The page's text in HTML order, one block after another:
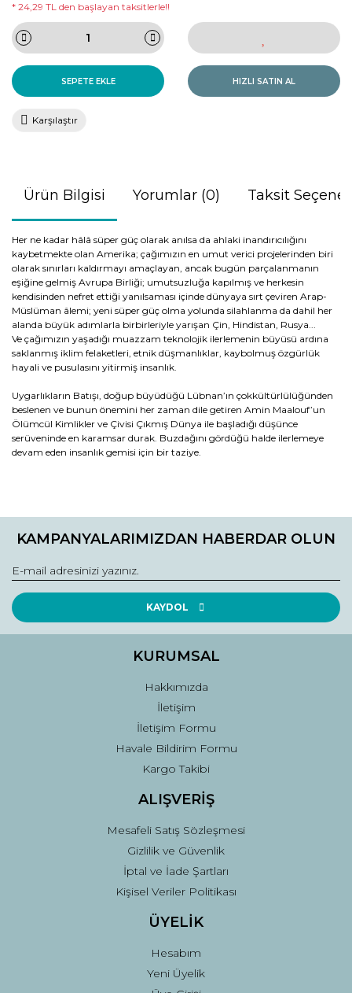
* 24,29 TL den başlayan taksitlerle!!
SEPETE EKLE HIZLI SATIN AL
Karşılaştır
Ürün Bilgisi Yorumlar (0) Taksit
Her ne kadar hâlâ süper güç olarak anılsa da ahlaki inandırıcılığını
kaybetmekte olan Amerika; çağımızın en umut verici projelerinden biri
olarak sınırları kaldırmayı amaçlayan, ancak bugün parçalanmanın
eşiğine gelmiş Avrupa Birliği; umutsuzluğa kapılmış ve herkesin
kendisinden nefret ettiği yanılsaması içinde dünyaya sırt çeviren Arap-
Müslüman âlemi; yeni süper güç olma yolunda silahlanma da dahil her
alanda büyük adımlarla birbirleriyle yarışan Çin, Hindistan, Rusya...
Ve çağımızın yaşadığı muazzam teknolojik ilerlemenin büyüsü ardına
saklanmış iklim felaketleri, etnik düşmanlıklar, kaybolmuş özgürlük
hayali ve pusulasını yitirmiş insanlık.
Uygarlıkların Batışı, doğup büyüdüğü Lübnan’ın çokkültürlülüğünden
beslenen ve bunun önemini her zaman dile getiren Amin Maalouf’un
Ölümcül Kimlikler ve Çivisi Çıkmış Dünya ile başladığı düşünce
serüveninde en karamsar durak. Buzdağını gördüğü halde ilerlemeye
devam eden insanlık gemisi için bir taziye.
konularda yetersiz gördüğünüz noktaları öneri formunu
Görüş ve önerileriniz için teşekkür ederiz.
Ürün resmi kalitesiz, bozuk veya görüntülenemiyor.
Ürün açıklamasında eksik bilgiler bulunuyor.
Ürün fiyatı diğer sitelerden daha pahalı.
Gönder
KAMPANYALARIMIZDAN HABERDAR OLUN
KAYDOL
KURUMSAL
Hakkımızda
İletişim
İletişim Formu
Havale Bildirim Formu
Kargo Takibi
ALIŞVERİŞ
Mesafeli Satış Sözleşmesi
Gizlilik ve Güvenlik
İptal ve İade Şartları
Kişisel Veriler Politikası
ÜYELİK
Hesabım
Yeni Üyelik